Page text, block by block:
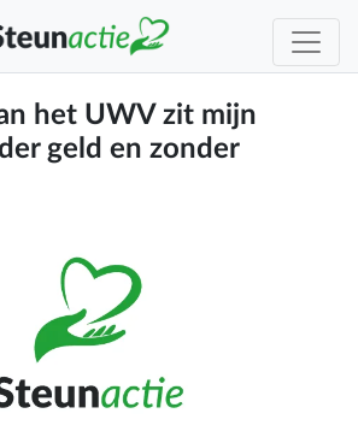
het UWV zit mijn
geld en zonder